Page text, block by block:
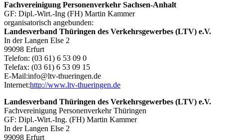
Fachvereinigung Personenverkehr Sachsen-Anhalt
GF: Dipl.-Wirt.-Ing (FH) Martin Kammer
organisatorisch angebunden:
Landesverband Thüringen des Verkehrsgewerbes (LTV) e.V.
In der Langen Else 2
99098 Erfurt
Telefon: (03 61) 6 53 09 0
Telefax: (03 61) 6 53 09 15
E-Mail:info@ltv-thueringen.de
Internet:http://www.ltv-thueringen.de
Landesverband Thüringen des Verkehrsgewerbes (LTV) e.V.
Fachvereinigung Personenverkehr Thüringen
GF: Dipl.-Wirt.-Ing. (FH) Martin Kammer
In der Langen Else 2
99098 Erfurt